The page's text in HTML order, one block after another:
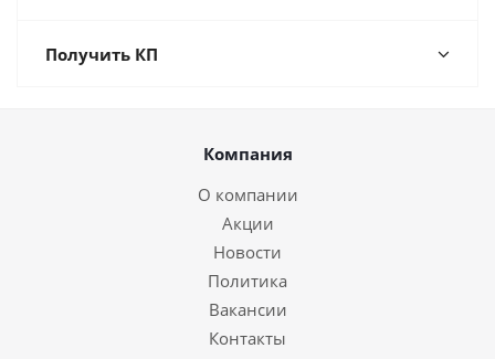
Получить КП
Компания
О компании
Акции
Новости
Политика
Вакансии
Контакты